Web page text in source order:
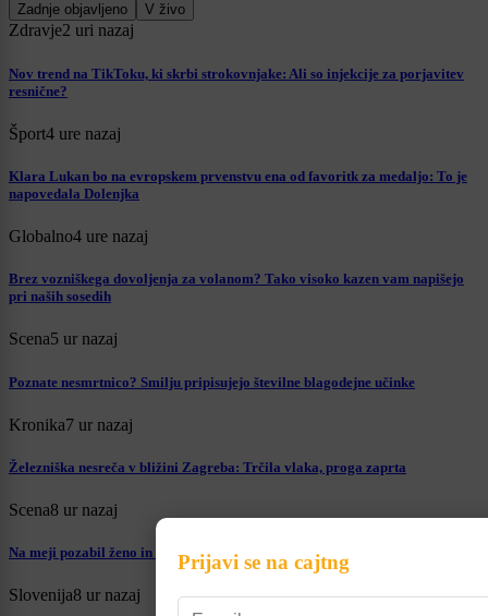
Zadnje objavljeno V živo
Zdravje2 uri nazaj
Nov trend na TikToku, ki skrbi strokovnjake: Ali so injekcije za porjavitev
resnične?
Šport4 ure nazaj
Klara Lukan bo na evropskem prvenstvu ena od favoritk za medaljo: To je
napovedala Dolenjka
Globalno4 ure nazaj
Brez vozniškega dovoljenja za volanom? Tako visoko kazen vam napišejo
pri naših sosedih
Scena5 ur nazaj
Poznate nesmrtnico? Smilju pripisujejo številne blagodejne učinke
Kronika7 ur nazaj
Železniška nesreča v bližini Zagreba: Trčila vlaka, proga zaprta
Scena8 ur nazaj
Na meji pozabil ženo in se odpeljal naprej: »Si ti normalen?«
Slovenija8 ur nazaj
Prijavi se na cajtng